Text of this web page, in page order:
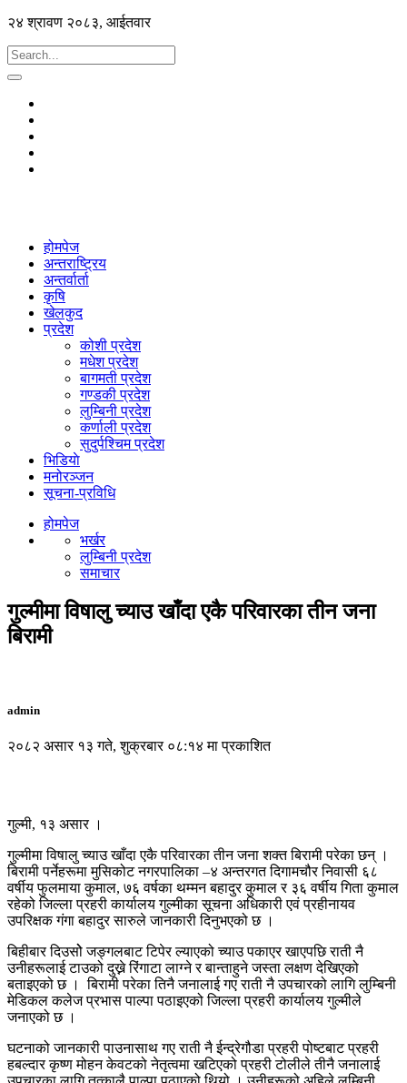
२४ श्रावण २०८३, आईतवार
होमपेज
अन्तराष्ट्रिय
अन्तर्वार्ता
कृषि
खेलकुद
प्रदेश
कोशी प्रदेश
मधेश प्रदेश
बागमती प्रदेश
गण्डकी प्रदेश
लुम्बिनी प्रदेश
कर्णाली प्रदेश
सुदुर्पश्चिम प्रदेश
भिडियाे
मनोरञ्जन
सूचना-प्रविधि
होमपेज
भर्खर
लुम्बिनी प्रदेश
समाचार
गुल्मीमा विषालु च्याउ खाँदा एकै परिवारका तीन जना
बिरामी
admin
२०८२ असार १३ गते, शुक्रबार ०८:१४ मा प्रकाशित
गुल्मी, १३ असार ।
गुल्मीमा विषालु च्याउ खाँदा एकै परिवारका तीन जना शक्त बिरामी परेका छन् ।
बिरामी पर्नेहरूमा मुसिकोट नगरपालिका –४ अन्तरगत दिगामचौर निवासी ६८
वर्षीय फुलमाया कुमाल, ७६ वर्षका थम्मन बहादुर कुमाल र ३६ वर्षीय गिता कुमाल
रहेको जिल्ला प्रहरी कार्यालय गुल्मीका सूचना अधिकारी एवं प्रहीनायव
उपरिक्षक गंगा बहादुर सारुले जानकारी दिनुभएको छ ।
बिहीबार दिउसोे जङ्गलबाट टिपेर ल्याएको च्याउ पकाएर खाएपछि राती नै
उनीहरूलाई टाउको दुख्ने रिंगाटा लाग्ने र बान्ताहुने जस्ता लक्षण देखिएको
बताइएको छ । बिरामी परेका तिनै जनालाई गए राती नै उपचारको लागि लुम्बिनी
मेडिकल कलेज प्रभास पाल्पा पठाइएको जिल्ला प्रहरी कार्यालय गुल्मीले
जनाएको छ ।
घटनाको जानकारी पाउनासाथ गए राती नै ईन्द्रेगौडा प्रहरी पोष्टबाट प्रहरी
हबल्दार कृष्ण मोहन केवटको नेतृत्वमा खटिएको प्रहरी टोलीले तीनै जनालाई